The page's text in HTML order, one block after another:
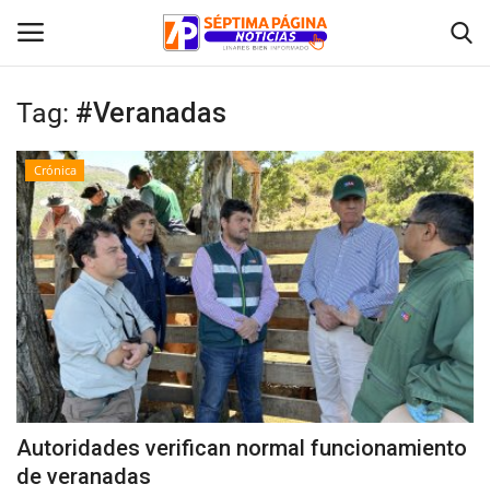
Inicio
Crónica
Policial
Tribunales
Deporte
Política
Espectáculos
Tag: #Veranadas
Crónica
Autoridades verifican normal funcionamiento
de veranadas